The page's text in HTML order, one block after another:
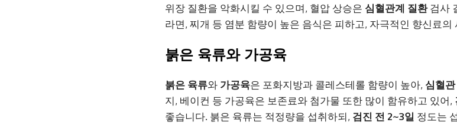
위장 질환을 악화시킬 수 있으며, 혈압 상승은 심혈관계 질환검사
라면, 찌개 등 염분 함량이 높은 음식은 피하고, 자극적인 향신료
붉은 육류와 가공육
붉은 육류와 가공육은 포화지방과 콜레스테롤 함량이 높아, 심혈
지, 베이컨 등 가공육은 보존료와 첨가물 또한 많이 함유하고 있어,
좋습니다. 붉은 육류는 적정량을 섭취하되, 검진 전 2~3일 정도는